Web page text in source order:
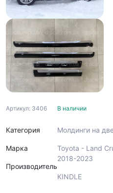
Артикул: 3406
Категория
Марка
Производитель
В наличии
Молдинги на
Toyota - Land
2018-2023
KINDLE